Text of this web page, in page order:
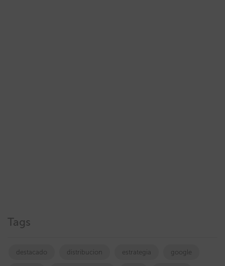
Tags
destacado distribucion estrategia google